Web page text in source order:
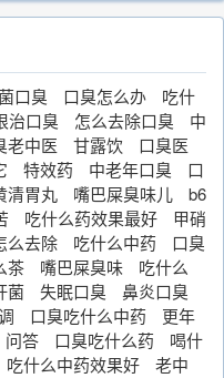
口臭 口臭怎么办
吃什
治口臭 怎么去除口臭
中
老中医 甘露饮
口臭医
特效药 中老年口臭
口
清胃丸 嘴巴屎臭味儿
b6
吃什么药效果最好
甲硝
么去除 吃什么中药
口臭
茶 嘴巴屎臭味
吃什么
菌 失眠口臭
鼻炎口臭
口臭吃什么中药
更年
问答 口臭吃什么药
喝什
吃什么中药效果好
老中